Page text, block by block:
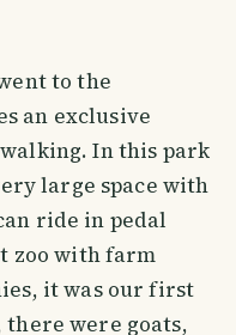
to the
an exclusive
In this park
large space with
ride in pedal
zoo with farm
it was our first
were goats,